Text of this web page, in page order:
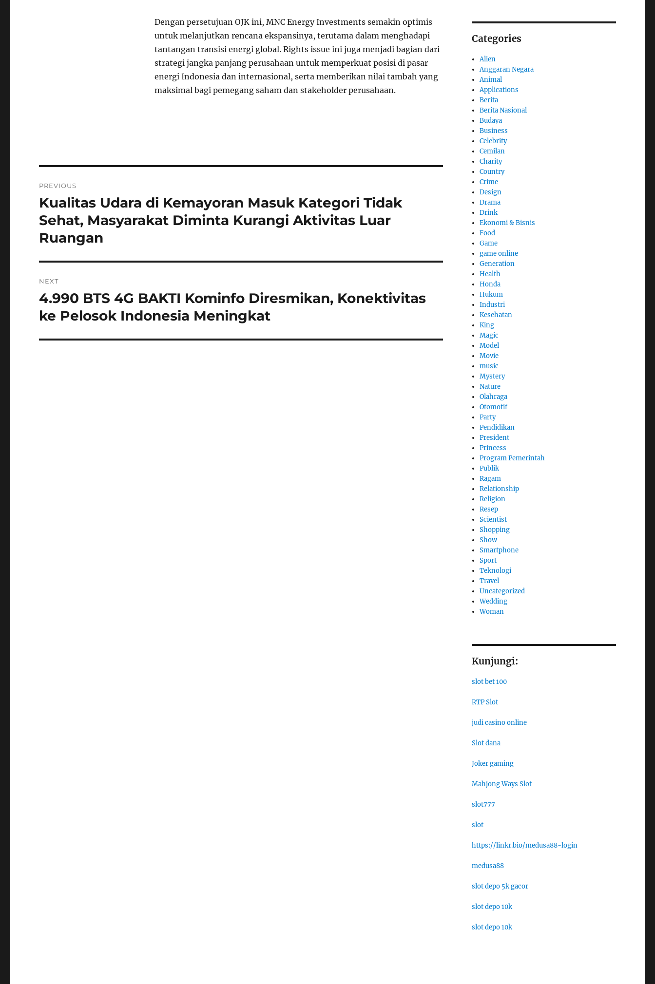
Dengan persetujuan OJK ini, MNC Energy Investments semakin optimis
untuk melanjutkan rencana ekspansinya, terutama dalam menghadapi
tantangan transisi energi global. Rights issue ini juga menjadi bagian dari
strategi jangka panjang perusahaan untuk memperkuat posisi di pasar
energi Indonesia dan internasional, serta memberikan nilai tambah yang
maksimal bagi pemegang saham dan stakeholder perusahaan.
pos
PREVIOUS
Previous
post:
Kualitas Udara di Kemayoran Masuk Kategori Tidak
Sehat, Masyarakat Diminta Kurangi Aktivitas Luar
Ruangan
NEXT
Next
post:
4.990 BTS 4G BAKTI Kominfo Diresmikan, Konektivitas
ke Pelosok Indonesia Meningkat
Categories
Alien
Anggaran Negara
Animal
Applications
Berita
Berita Nasional
Budaya
Business
Celebrity
Cemilan
Charity
Country
Crime
Design
Drama
Drink
Ekonomi & Bisnis
Food
Game
game online
Generation
Health
Honda
Hukum
Industri
Kesehatan
King
Magic
Model
Movie
music
Mystery
Nature
Olahraga
Otomotif
Party
Pendidikan
President
Princess
Program Pemerintah
Publik
Ragam
Relationship
Religion
Resep
Scientist
Shopping
Show
Smartphone
Sport
Teknologi
Travel
Uncategorized
Wedding
Woman
Kunjungi:
slot bet 100
RTP Slot
judi casino online
Slot dana
Joker gaming
Mahjong Ways Slot
slot777
slot
https://linkr.bio/medusa88-login
medusa88
slot depo 5k gacor
slot depo 10k
slot depo 10k